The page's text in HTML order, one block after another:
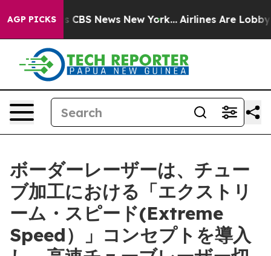
AGP PICKS
was CBS News New York... Airlines Are Lobbying
ボーダーレーザーは、チュー
ブ加工における「エクストリ
ーム・スピード(Extreme
Speed）」コンセプトを導入